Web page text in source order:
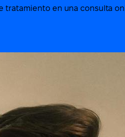
tratamiento en una consulta